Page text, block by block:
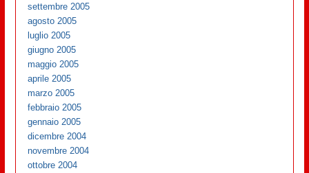
settembre 2005
agosto 2005
luglio 2005
giugno 2005
maggio 2005
aprile 2005
marzo 2005
febbraio 2005
gennaio 2005
dicembre 2004
novembre 2004
ottobre 2004